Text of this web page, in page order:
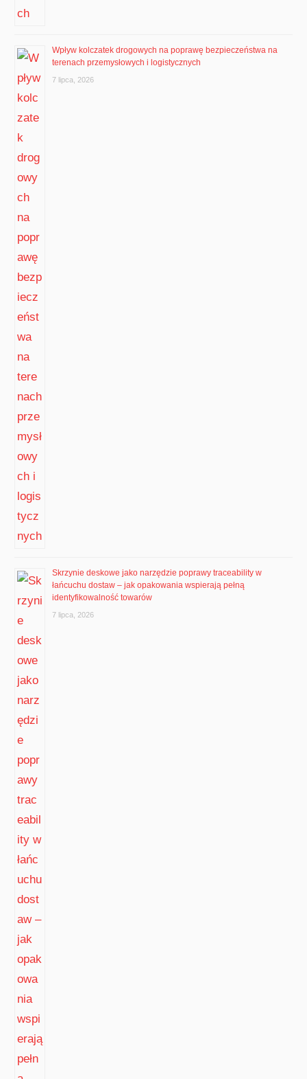
Wpływ kolczatek drogowych na poprawę bezpieczeństwa na
terenach przemysłowych i logistycznych
7 lipca, 2026
Skrzynie deskowe jako narzędzie poprawy traceability w
łańcuchu dostaw – jak opakowania wspierają pełną
identyfikowalność towarów
7 lipca, 2026